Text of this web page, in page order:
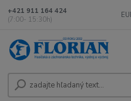
+421 911 164 424
(7:00- 15:30h)